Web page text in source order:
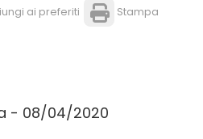
ai preferiti Stampa
- 08/04/2020